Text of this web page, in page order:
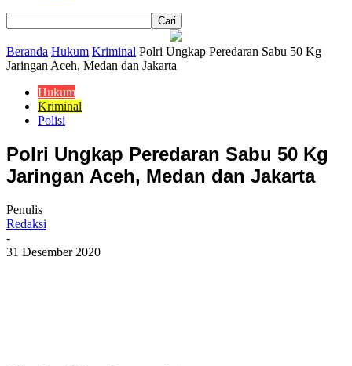
Beranda Hukum Kriminal Polri Ungkap Peredaran Sabu 50 Kg
Jaringan Aceh, Medan dan Jakarta
Hukum
Kriminal
Polisi
Polri Ungkap Peredaran Sabu 50 Kg
Jaringan Aceh, Medan dan Jakarta
Penulis
Redaksi
-
31 Desember 2020